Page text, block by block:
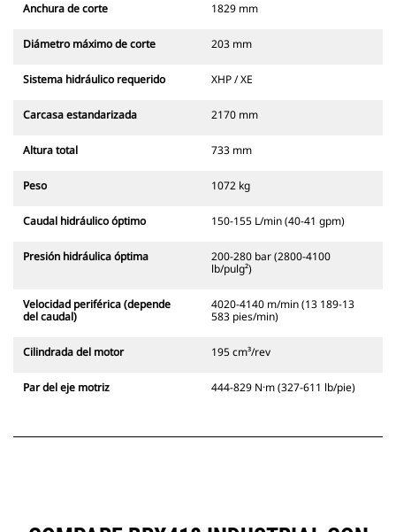
Anchura de corte 1829 mm
Diámetro máximo de corte 203 mm
Sistema hidráulico requerido XHP / XE
Carcasa estandarizada 2170 mm
Altura total 733 mm
Peso 1072 kg
Caudal hidráulico óptimo 150-155 L/min (40-41 gpm)
Presión hidráulica óptima
200-280 bar (2800-4100
lb/pulg²)
Velocidad periférica (depende
del caudal)
4020-4140 m/min (13 189-13
583 pies/min)
Cilindrada del motor 195 cm³/rev
Par del eje motriz 444-829 N·m (327-611 lb/pie)